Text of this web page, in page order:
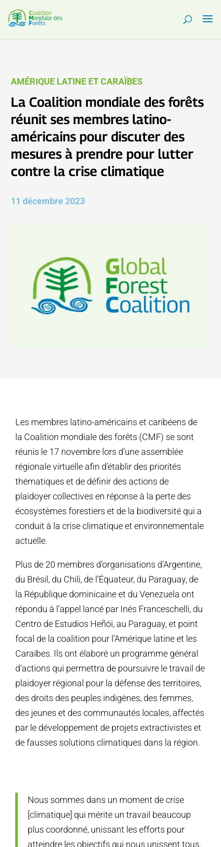
AMÉRIQUE LATINE ET CARAÏBES
La Coalition mondiale des forêts
réunit ses membres latino-
américains pour discuter des
mesures à prendre pour lutter
contre la crise climatique
11 décembre 2023
Les membres latino-américains et caribéens de
la Coalition mondiale des forêts (CMF) se sont
réunis le 17 novembre lors d’une assemblée
régionale virtuelle afin d’établir des priorités
thématiques et de définir des actions de
plaidoyer collectives en réponse à la perte des
écosystèmes forestiers et de la biodiversité qui a
conduit à la crise climatique et environnementale
actuelle.
Plus de 20 membres d’organisations d’Argentine,
du Brésil, du Chili, de l’Équateur, du Paraguay, de
la République dominicaine et du Venezuela ont
répondu à l’appel lancé par Inés Franceschelli, du
Centro de Estudios Heñói, au Paraguay, et point
focal de la coalition pour l’Amérique latine et les
Caraïbes. Ils ont élaboré un programme général
d’actions qui permettra de poursuivre le travail de
plaidoyer régional pour la défense des territoires,
des droits des peuples indigènes, des femmes,
des jeunes et des communautés locales, affectés
par le développement de projets extractivistes et
de fausses solutions climatiques dans la région.
Nous sommes dans un moment de crise
[climatique] qui mérite un travail beaucoup
plus coordonné, unissant les efforts pour
atteindre les objectifs qui nous unissent tous.